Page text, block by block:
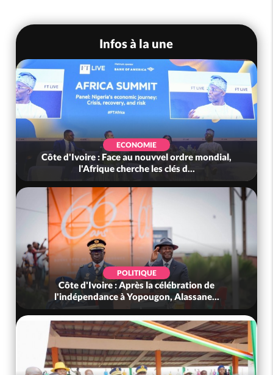
Infos à la une
ECONOMIE
Côte d'Ivoire : Face au nouvvel ordre mondial,
l'Afrique cherche les clés d...
POLITIQUE
Côte d'Ivoire : Après la célébration de
l'indépendance à Yopougon, Alassane...